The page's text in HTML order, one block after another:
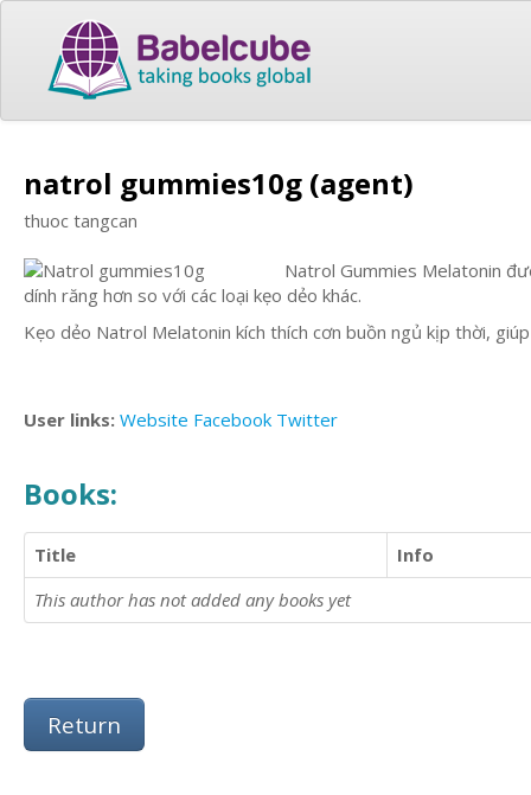
natrol gummies10g (agent)
thuoc tangcan
Natrol Gummies Melatonin
dính răng hơn so với các loại kẹo dẻo khác.
Kẹo dẻo Natrol Melatonin kích thích cơn buồn ngủ kịp thời,
User links: Website Facebook Twitter
Books:
Title
Info
This author has not added any books yet
Return